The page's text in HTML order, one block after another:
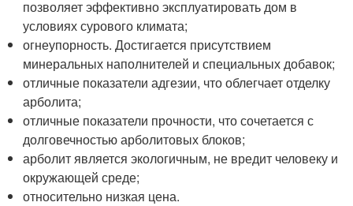
позволяет эффективно эксплуатировать дом в
условиях сурового климата;
огнеупорность. Достигается присутствием
минеральных наполнителей и специальных добавок;
отличные показатели адгезии, что облегчает отделку
арболита;
отличные показатели прочности, что сочетается с
долговечностью арболитовых блоков;
арболит является экологичным, не вредит человеку и
окружающей среде;
относительно низкая цена.